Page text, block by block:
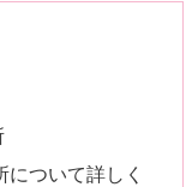
ついて詳しく